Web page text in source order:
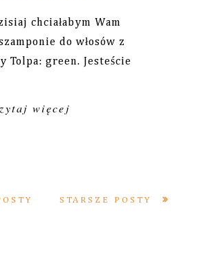
chciałabym Wam
do włosów z
Tolpa: green. Jesteście
więcej
STARSZE POSTY